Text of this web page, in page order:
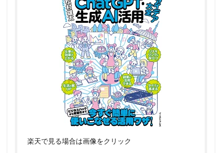
楽天で見る場合は画像をクリック